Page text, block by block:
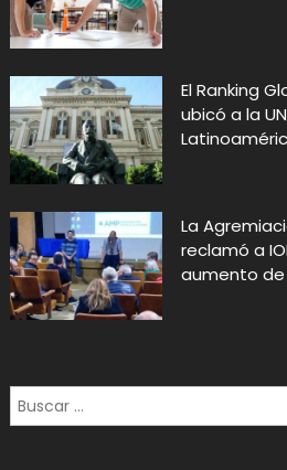
El Ranking
ubicó a la
La
reclamó a
aumento de